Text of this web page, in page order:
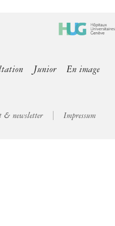
Junior
En image
& newsletter Impressum